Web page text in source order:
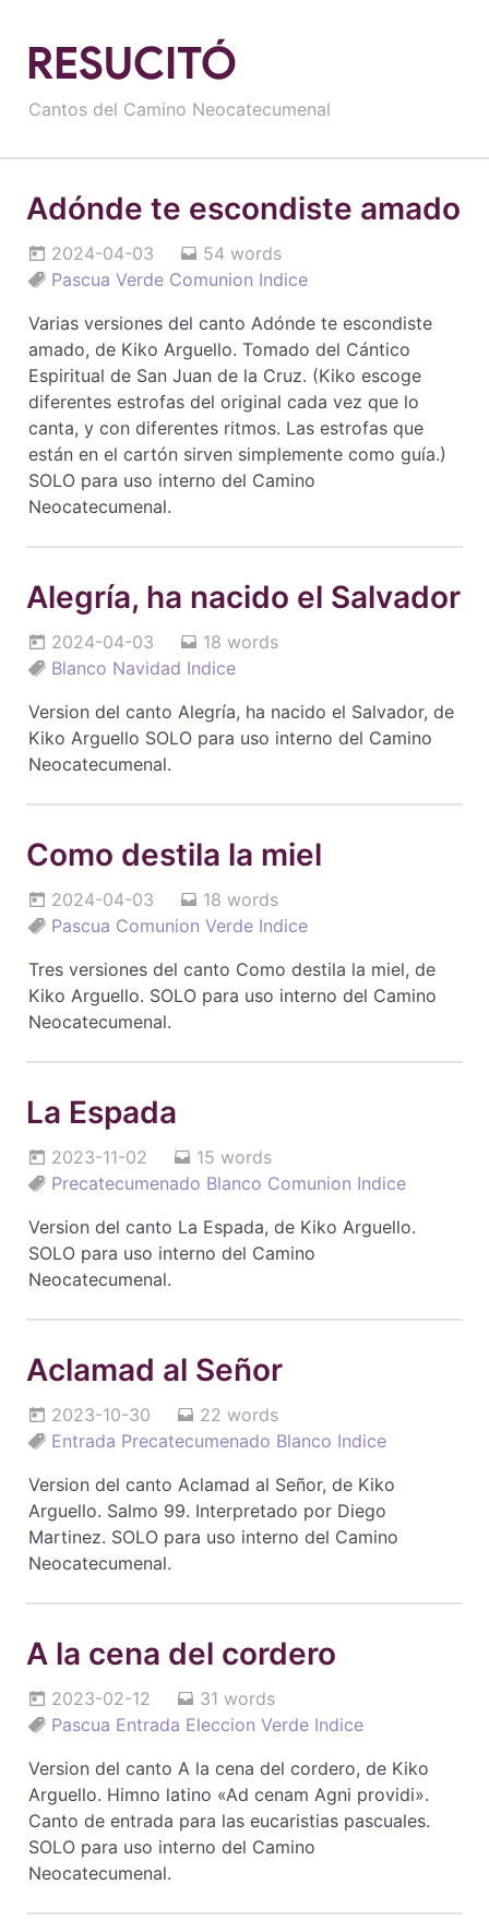
RESUCITÓ
Cantos del Camino Neocatecumenal
Adónde te escondiste amado
2024-04-03
54 words
Pascua Verde Comunion Indice
Varias versiones del canto Adónde te escondiste
amado, de Kiko Arguello. Tomado del Cántico
Espiritual de San Juan de la Cruz. (Kiko escoge
diferentes estrofas del original cada vez que lo
canta, y con diferentes ritmos. Las estrofas que
están en el cartón sirven simplemente como guía.)
SOLO para uso interno del Camino
Neocatecumenal.
Alegría, ha nacido el Salvador
2024-04-03
18 words
Blanco Navidad Indice
Version del canto Alegría, ha nacido el Salvador, de
Kiko Arguello SOLO para uso interno del Camino
Neocatecumenal.
Como destila la miel
2024-04-03
18 words
Pascua Comunion Verde Indice
Tres versiones del canto Como destila la miel, de
Kiko Arguello. SOLO para uso interno del Camino
Neocatecumenal.
La Espada
2023-11-02
15 words
Precatecumenado Blanco Comunion Indice
Version del canto La Espada, de Kiko Arguello.
SOLO para uso interno del Camino
Neocatecumenal.
Aclamad al Señor
2023-10-30
22 words
Entrada Precatecumenado Blanco Indice
Version del canto Aclamad al Señor, de Kiko
Arguello. Salmo 99. Interpretado por Diego
Martinez. SOLO para uso interno del Camino
Neocatecumenal.
A la cena del cordero
2023-02-12
31 words
Pascua Entrada Eleccion Verde Indice
Version del canto A la cena del cordero, de Kiko
Arguello. Himno latino «Ad cenam Agni providi».
Canto de entrada para las eucaristias pascuales.
SOLO para uso interno del Camino
Neocatecumenal.